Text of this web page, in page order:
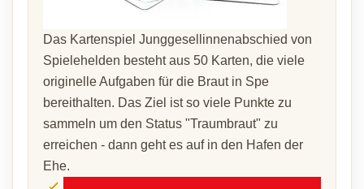
Das Kartenspiel Junggesellinnenabschied von
Spielehelden besteht aus 50 Karten, die viele
originelle Aufgaben für die Braut in Spe
bereithalten. Das Ziel ist so viele Punkte zu
sammeln um den Status "Traumbraut" zu
erreichen - dann geht es auf in den Hafen der
Ehe.